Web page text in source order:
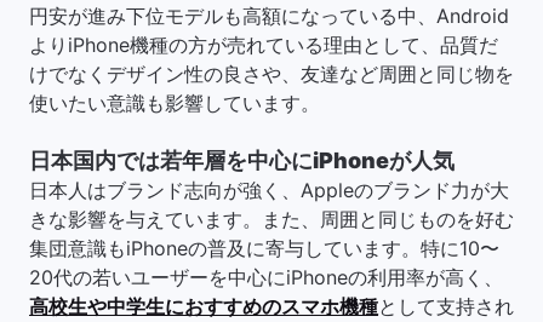
円安が進み下位モデルも高額になっている中、Android
よりiPhone機種の方が売れている理由として、品質だ
けでなくデザイン性の良さや、友達など周囲と同じ物を
使いたい意識も影響しています。
日本国内では若年層を中心にiPhoneが人気
日本人はブランド志向が強く、Appleのブランド力が大
きな影響を与えています。また、周囲と同じものを好む
集団意識もiPhoneの普及に寄与しています。特に10〜
20代の若いユーザーを中心にiPhoneの利用率が高く、
高校生や中学生におすすめのスマホ機種として支持され